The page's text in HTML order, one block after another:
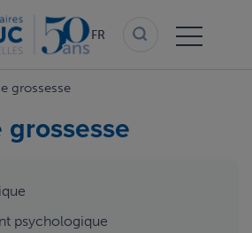
FR
grossesse
psychologique